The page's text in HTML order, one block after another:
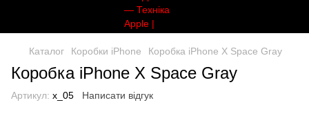
Каталог Коробки iPhone Коробка iPhone X Space Gray
Коробка iPhone X Space Gray
Артикул: x_05 Написати відгук